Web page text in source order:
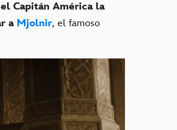
el Capitán América la
a Mjolnir, el famoso